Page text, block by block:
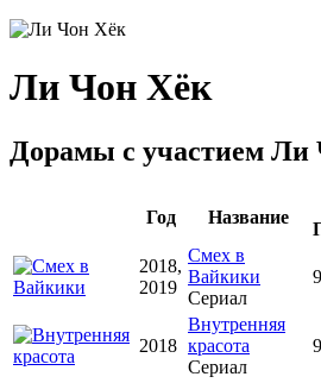
Ли Чон Хёк
Дорамы с участием Ли
Год Название
2018,
2019
Смех в
Вайкики
Сериал
2018
Внутренняя
красота
Сериал